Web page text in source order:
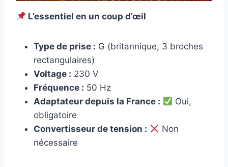
L’essentiel en un coup d’œil
Type de prise : G (britannique, 3 broches
rectangulaires)
Voltage : 230 V
Fréquence : 50 Hz
Adaptateur depuis la France :
Oui,
obligatoire
Convertisseur de tension :
Non
nécessaire